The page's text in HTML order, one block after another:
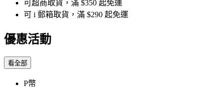
可超商取貨，滿 $350 起免運
可 i 郵箱取貨，滿 $290 起免運
優惠活動
看全部
P幣